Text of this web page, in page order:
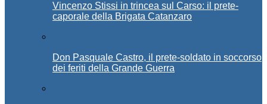
Vincenzo Stissi in trincea sul Carso: il prete-
caporale della Brigata Catanzaro
Don Pasquale Castro, il prete-soldato in soccorso
dei feriti della Grande Guerra